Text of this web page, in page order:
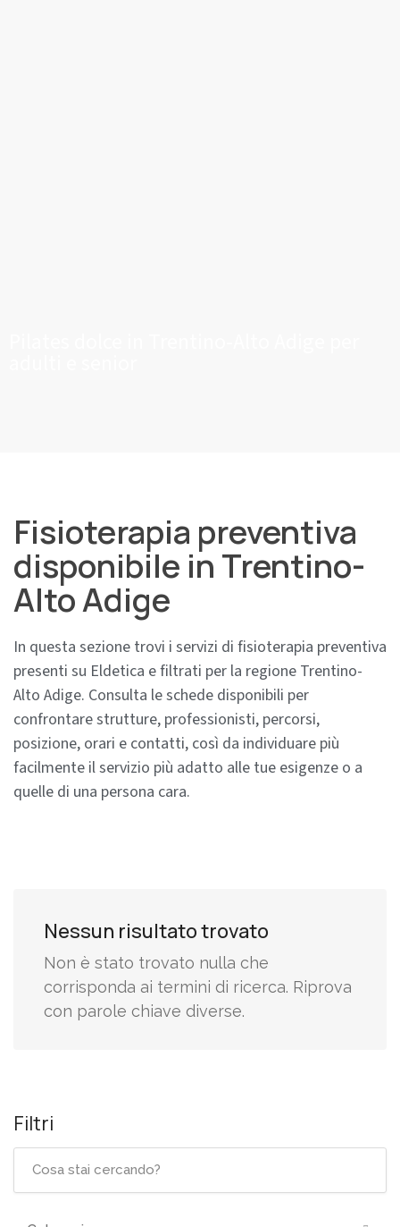
Fisioterapia preventiva
disponibile in Trentino-
Alto Adige
In questa sezione trovi i servizi di fisioterapia preventiva
presenti su Eldetica e filtrati per la regione Trentino-
Alto Adige. Consulta le schede disponibili per
confrontare strutture, professionisti, percorsi,
posizione, orari e contatti, così da individuare più
facilmente il servizio più adatto alle tue esigenze o a
quelle di una persona cara.
Nessun risultato trovato
Non è stato trovato nulla che
corrisponda ai termini di ricerca. Riprova
con parole chiave diverse.
Filtri